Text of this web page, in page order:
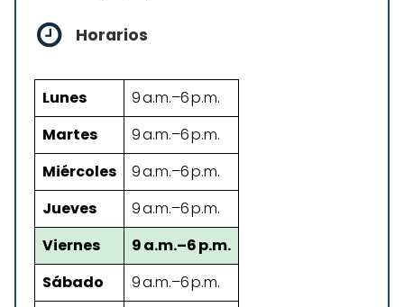
Horarios
Lunes
9 a.m.–6 p.m.
Martes
9 a.m.–6 p.m.
Miércoles
9 a.m.–6 p.m.
Jueves
9 a.m.–6 p.m.
Viernes
9 a.m.–6 p.m.
Sábado
9 a.m.–6 p.m.